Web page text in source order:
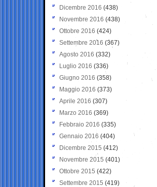
Dicembre 2016 (438)
Novembre 2016 (438)
Ottobre 2016 (424)
Settembre 2016 (367)
Agosto 2016 (332)
Luglio 2016 (336)
Giugno 2016 (358)
Maggio 2016 (373)
Aprile 2016 (307)
Marzo 2016 (369)
Febbraio 2016 (335)
Gennaio 2016 (404)
Dicembre 2015 (412)
Novembre 2015 (401)
Ottobre 2015 (422)
Settembre 2015 (419)